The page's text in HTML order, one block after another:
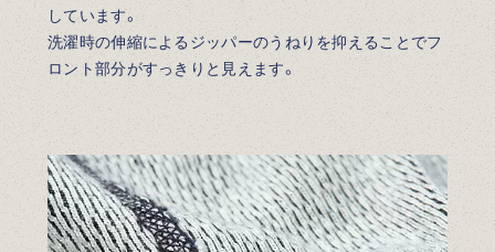
しています。
洗濯時の伸縮によるジッパーのうねりを抑えることでフ
ロント部分がすっきりと見えます。